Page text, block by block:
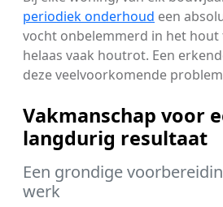
periodiek onderhoud een
vocht onbelemmerd in het
helaas vaak houtrot. Een
deze veelvoorkomende
Vakmanschap voor
langdurig resultaat
Een grondige
werk